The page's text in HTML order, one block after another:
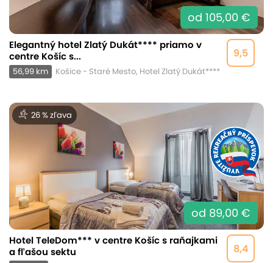
od 105,00 €
9,5
Elegantný hotel Zlatý Dukát**** priamo v
centre Košíc s...
56,99 km Košice - Staré Mesto, Hotel Zlatý Dukát****
26 % zľava
od 89,00 €
8,4
Hotel TeleDom*** v centre Košíc s raňajkami
a fľašou sektu